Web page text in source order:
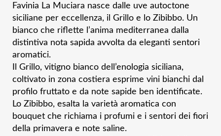
Favinia La Muciara nasce dalle uve autoctone
siciliane per eccellenza, il Grillo e lo Zibibbo. Un
bianco che riflette l’anima mediterranea dalla
distintiva nota sapida avvolta da eleganti sentori
aromatici.
Il Grillo, vitigno bianco dell’enologia siciliana,
coltivato in zona costiera esprime vini bianchi dal
profilo fruttato e da note sapide ben identificate.
Lo Zibibbo, esalta la varietà aromatica con
bouquet che richiama i profumi e i sentori dei fiori
della primavera e note saline.